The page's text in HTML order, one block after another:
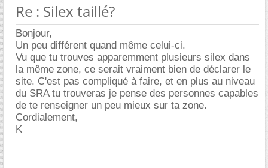
Re : Silex taillé?
Bonjour,
Un peu différent quand même celui-ci.
Vu que tu trouves apparemment plusieurs silex dans
la même zone, ce serait vraiment bien de déclarer le
site. C'est pas compliqué à faire, et en plus au niveau
du SRA tu trouveras je pense des personnes capables
de te renseigner un peu mieux sur ta zone.
Cordialement,
K